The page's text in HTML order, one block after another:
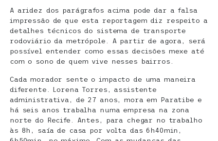
A aridez dos parágrafos acima pode dar a falsa
impressão de que esta reportagem diz respeito a
detalhes técnicos do sistema de transporte
rodoviário da metrópole. A partir de agora, será
possível entender como essas decisões mexe até
com o sono de quem vive nesses bairros.
Cada morador sente o impacto de uma maneira
diferente. Lorena Torres, assistente
administrativa, de 27 anos, mora em Paratibe e
há seis anos trabalha numa empresa na zona
norte do Recife. Antes, para chegar no trabalho
às 8h, saía de casa por volta das 6h40min,